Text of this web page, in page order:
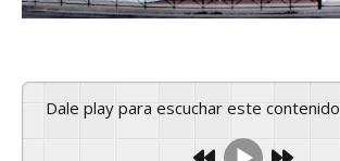
Dale play para escuchar este contenido